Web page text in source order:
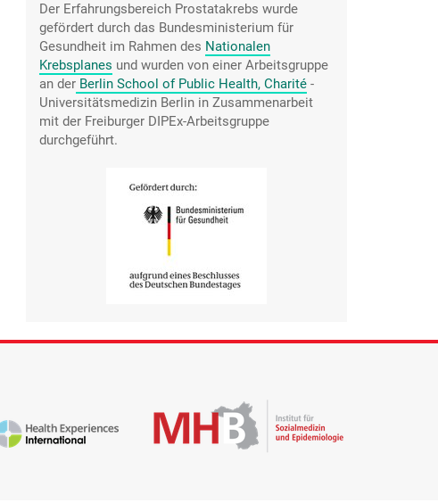
Der Erfahrungsbereich Prostatakrebs wurde
gefördert durch das Bundesministerium für
Gesundheit im Rahmen des Nationalen
Krebsplanes und wurden von einer Arbeitsgruppe
an der Berlin School of Public Health, Charité -
Universitätsmedizin Berlin in Zusammenarbeit
mit der Freiburger DIPEx-Arbeitsgruppe
durchgeführt.